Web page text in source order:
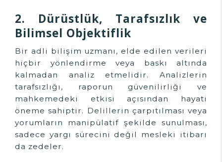
2. Dürüstlük, Tarafsızlık ve
Bilimsel Objektiflik
Bir adli bilişim uzmanı, elde edilen verileri
hiçbir yönlendirme veya baskı altında
kalmadan analiz etmelidir. Analizlerin
tarafsızlığı, raporun güvenilirliği ve
mahkemedeki etkisi açısından hayati
öneme sahiptir. Delillerin çarpıtılması veya
yorumların manipülatif şekilde sunulması,
sadece yargı sürecini değil mesleki itibarı
da zedeler.